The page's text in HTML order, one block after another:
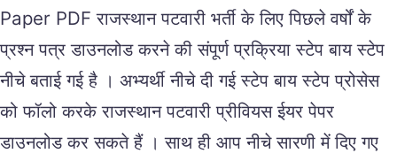
Paper PDF राजस्थान पटवारी भर्ती के लिए पिछले वर्षों के
प्रश्न पत्र डाउनलोड करने की संपूर्ण प्रक्रिया स्टेप बाय स्टेप
नीचे बताई गई है । अभ्यर्थी नीचे दी गई स्टेप बाय स्टेप प्रोसेस
को फॉलो करके राजस्थान पटवारी प्रीवियस ईयर पेपर
डाउनलोड कर सकते हैं । साथ ही आप नीचे सारणी में दिए गए